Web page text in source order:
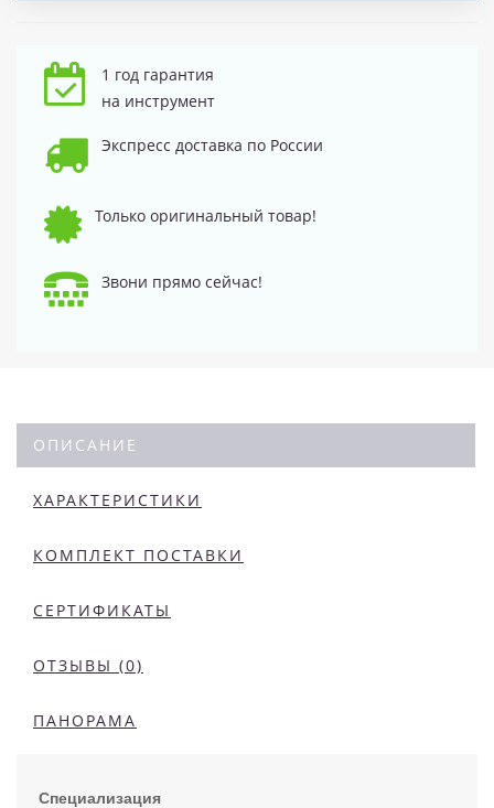
1 год гарантия
на инструмент
Экспресс доставка по России
Только оригинальный товар!
Звони прямо сейчас!
ОПИСАНИЕ
ХАРАКТЕРИСТИКИ
КОМПЛЕКТ ПОСТАВКИ
СЕРТИФИКАТЫ
ОТЗЫВЫ (0)
ПАНОРАМА
Специализация